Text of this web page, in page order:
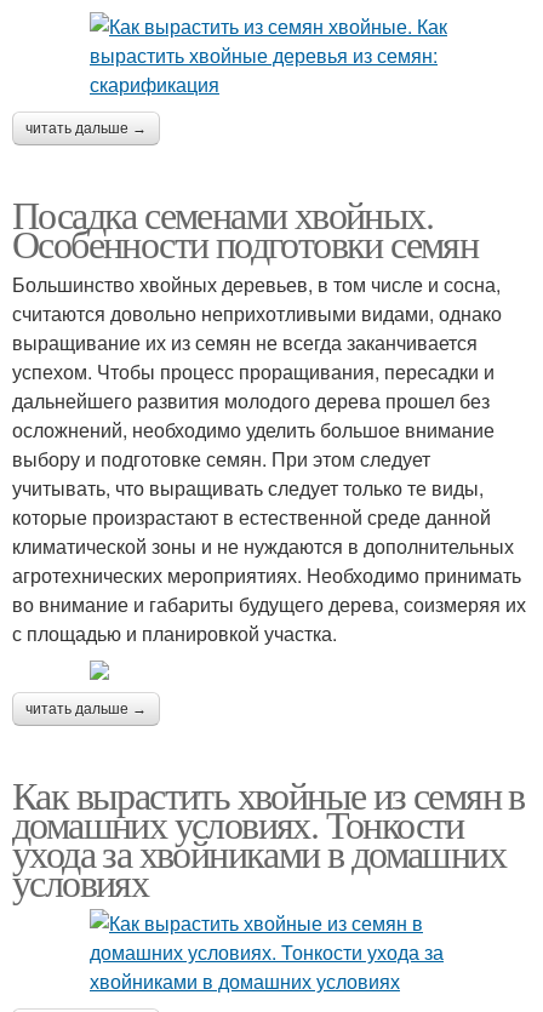
читать дальше →
Посадка семенами хвойных.
Особенности подготовки семян
Большинство хвойных деревьев, в том числе и сосна,
считаются довольно неприхотливыми видами, однако
выращивание их из семян не всегда заканчивается
успехом. Чтобы процесс проращивания, пересадки и
дальнейшего развития молодого дерева прошел без
осложнений, необходимо уделить большое внимание
выбору и подготовке семян. При этом следует
учитывать, что выращивать следует только те виды,
которые произрастают в естественной среде данной
климатической зоны и не нуждаются в дополнительных
агротехнических мероприятиях. Необходимо принимать
во внимание и габариты будущего дерева, соизмеряя их
с площадью и планировкой участка.
читать дальше →
Как вырастить хвойные из семян в
домашних условиях. Тонкости
ухода за хвойниками в домашних
условиях